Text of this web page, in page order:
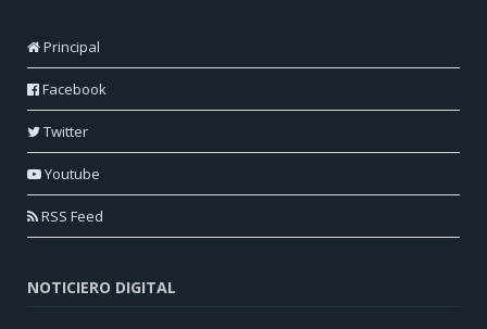
Principal
Facebook
Twitter
Youtube
RSS Feed
NOTICIERO DIGITAL